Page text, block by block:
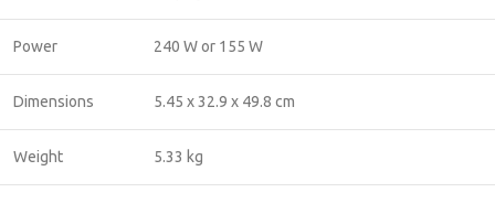
Power 240 W or 155 W
Dimensions 5.45 x 32.9 x 49.8 cm
Weight 5.33 kg